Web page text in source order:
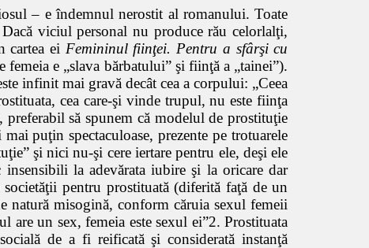
– e îndemnul nerostit al romanului. Toate
viciul personal nu produce rău celorlalţi,
cartea ei Femininul fiinţei. Pentru a sfârşi cu
e „slava bărbatului” şi fiinţă a „tainei”).
infinit mai gravă decât cea a corpului: „Ceea
cea care-şi vinde trupul, nu este fiinţa
să spunem că modelul de prostituţie
puţin spectaculoase, prezente pe trotuarele
şi nici nu-şi cere iertare pentru ele, deşi ele
la adevărata iubire şi la oricare dar
pentru prostituată (diferită faţă de un
natură misogină, conform căruia sexul femeii
are un sex, femeia este sexul ei”2. Prostituata
de a fi reificată şi considerată instanţă